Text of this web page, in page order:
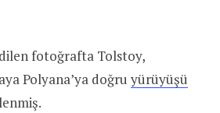
fotoğrafta Tolstoy,
Polyana’ya doğru yürüyüşü